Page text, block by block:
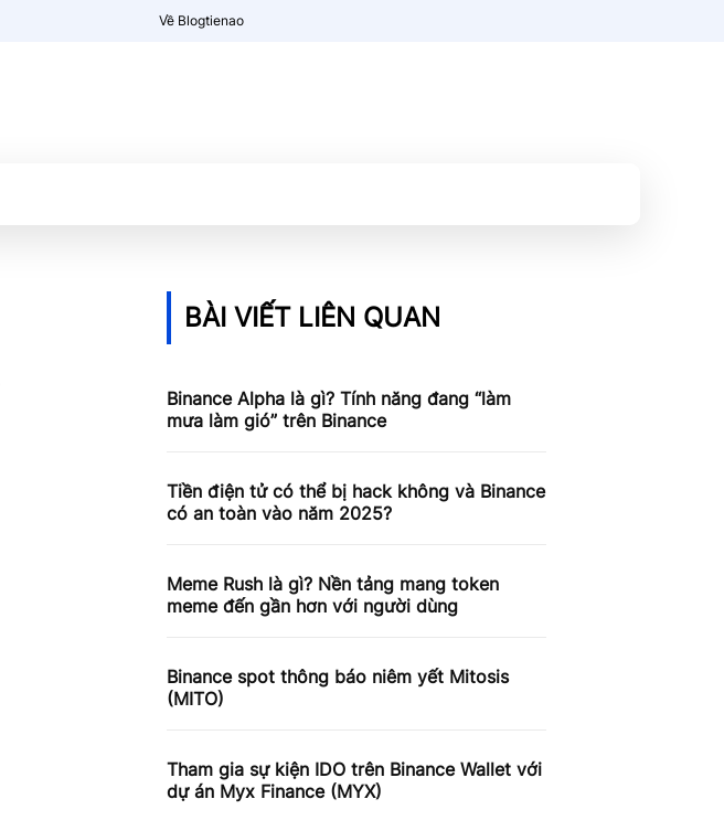
Về Blogtienao
BÀI VIẾT LIÊN QUAN
Binance Alpha là gì? Tính năng đang “làm
mưa làm gió” trên Binance
Tiền điện tử có thể bị hack không và Binance
có an toàn vào năm 2025?
Meme Rush là gì? Nền tảng mang token
meme đến gần hơn với người dùng
Binance spot thông báo niêm yết Mitosis
(MITO)
Tham gia sự kiện IDO trên Binance Wallet với
dự án Myx Finance (MYX)